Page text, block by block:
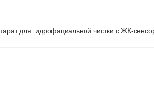
для гидрофациальной чистки с ЖК-